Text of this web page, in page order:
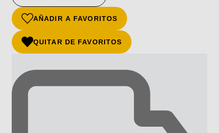
AÑADIR A FAVORITOS
QUITAR DE FAVORITOS